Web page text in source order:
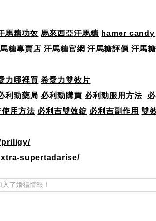
馬糖功效 馬來西亞汗馬糖 hamer candy
糖專賣店 汗馬糖官網 汗馬糖評價 汗馬
力哪裡買 希愛力雙效片
利勁藥局 必利勁購買 必利勁服用方法
使用方法 必利吉雙效錠 必利吉副作用 雙
priligy/
supertadarise/
了婚禮情報！